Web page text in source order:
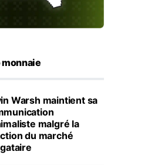
Warsh maintient sa
malgré la
du marché